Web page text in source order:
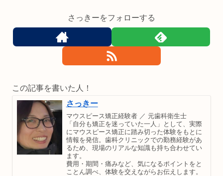
さっきーをフォローする
この記事を書いた人！
さっきー
マウスピース矯正経験者 ／ 元歯科衛生士
「自分も矯正を迷っていた一人」として、実際
にマウスピース矯正に踏み切った体験をもとに
情報を発信。歯科クリニックでの勤務経験があ
るため、現場のリアルな知識も持ち合わせてい
ます。
費用・期間・痛みなど、気になるポイントをと
ことん調べ、体験を交えながらお伝えします。